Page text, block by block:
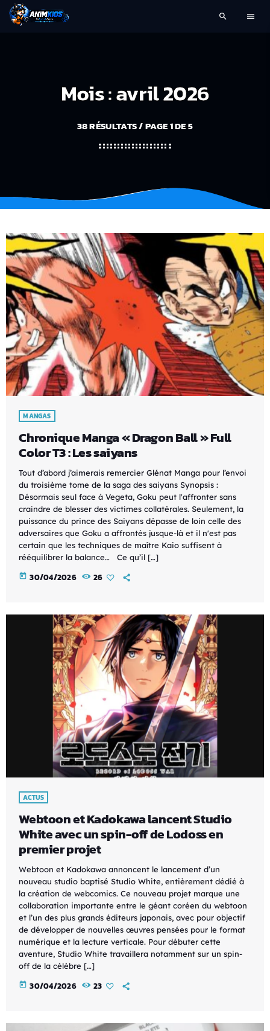
search menu
Mois : avril 2026
38 RÉSULTATS / PAGE 1 DE 5
MANGAS
Chronique Manga « Dragon Ball » Full
Color T3 : Les saiyans
Tout d’abord j’aimerais remercier Glénat Manga pour l’envoi
du troisième tome de la saga des saiyans Synopsis :
Désormais seul face à Vegeta, Goku peut l'affronter sans
craindre de blesser des victimes collatérales. Seulement, la
puissance du prince des Saiyans dépasse de loin celle des
adversaires que Goku a affrontés jusque-là et il n'est pas
certain que les techniques de maître Kaio suffisent à
rééquilibrer la balance… Ce qu’il […]
today 30/04/2026 26
ACTUS
Webtoon et Kadokawa lancent Studio
White avec un spin-off de Lodoss en
premier projet
Webtoon et Kadokawa annoncent le lancement d’un
nouveau studio baptisé Studio White, entièrement dédié à
la création de webcomics. Ce nouveau projet marque une
collaboration importante entre le géant coréen du webtoon
et l’un des plus grands éditeurs japonais, avec pour objectif
de développer de nouvelles œuvres pensées pour le format
numérique et la lecture verticale. Pour débuter cette
aventure, Studio White travaillera notamment sur un spin-
off de la célèbre […]
today 30/04/2026 23